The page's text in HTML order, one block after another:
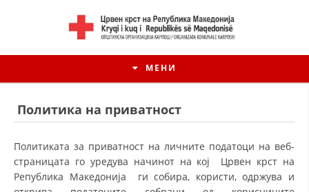
МЕНИ
Политика на приватност
Политиката за приватност на личните податоци на веб-
страницата го уредува начинот на кој Црвен крст на
Република Македонија ги собира, користи, одржува и